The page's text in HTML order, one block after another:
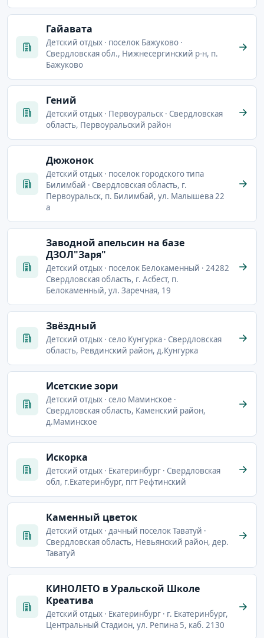
Гайавата
Детский отдых · поселок Бажуково ·
Свердловская обл., Нижнесергинский р-н, п.
Бажуково
Гений
Детский отдых · Первоуральск · Свердловская
область, Первоуральский район
Дюжонок
Детский отдых · поселок городского типа
Билимбай · Свердловская область, г.
Первоуральск, п. Билимбай, ул. Малышева 22
а
Заводной апельсин на базе
ДЗОЛ"Заря"
Детский отдых · поселок Белокаменный · 24282
Свердловская область, г. Асбест, п.
Белокаменный, ул. Заречная, 19
Звёздный
Детский отдых · село Кунгурка · Свердловская
область, Ревдинский район, д.Кунгурка
Исетские зори
Детский отдых · село Маминское ·
Свердловская область, Каменский район,
д.Маминское
Искорка
Детский отдых · Екатеринбург · Свердловская
обл, г.Екатеринбург, пгт Рефтинский
Каменный цветок
Детский отдых · дачный поселок Таватуй ·
Свердловская область, Невьянский район, дер.
Таватуй
КИНОЛЕТО в Уральской Школе
Креатива
Детский отдых · Екатеринбург · г. Екатеринбург,
Центральный Стадион, ул. Репина 5, каб. 2130